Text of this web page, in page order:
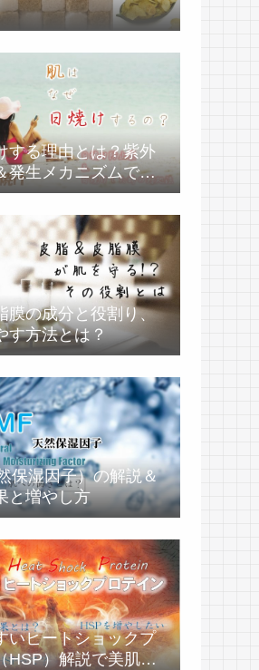
する理由とは？紫外
発生メカニズムで学
膜の成分と役割り、
す方法とは？
保湿因子）の解説＆
と増やし方
いヒートショックプ
HSP）解説で美肌づ